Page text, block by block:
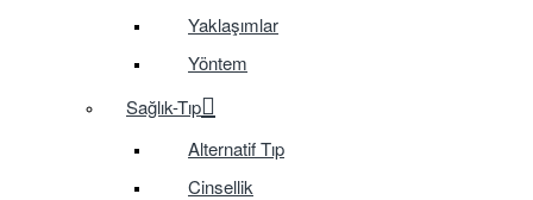
Yaklaşımlar
Yöntem
Sağlık-Tıp
Alternatif Tıp
Cinsellik